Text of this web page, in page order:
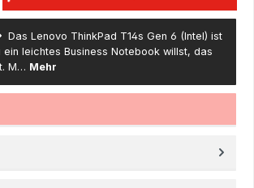
Das Lenovo ThinkPad T14s Gen 6 (Intel) ist
leichtes Business Notebook willst, das
M… Mehr